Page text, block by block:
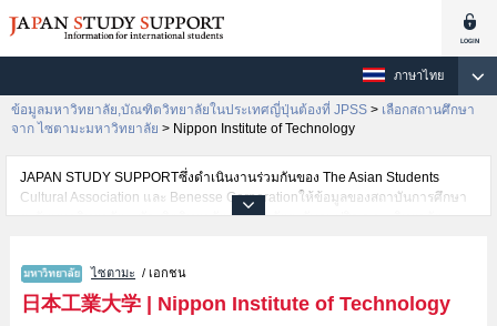
ภาษาไทย
ข้อมูลมหาวิทยาลัย,บัณฑิตวิทยาลัยในประเทศญี่ปุ่นต้องที่ JPSS > เลือกสถานศึกษา
จาก ไซตามะมหาวิทยาลัย > Nippon Institute of Technology
JAPAN STUDY SUPPORTซึ่งดำเนินงานร่วมกันของ The Asian Students
Cultural Association และ Benesse Corporationให้ข้อมูลของสถาบันการศึกษา
ระดับมหาวิทยาลัย・บัณฑิตวิทยาลัย・วิทยาลัยระดับอนุปริญญา・วิทยาลัย
นักศึกษาต่างชาติเช่นข้อมูลของแต่ละคณะ,ข้อมูลการสอบคัดเลือกเข้าศึกษาเช่น
จำนวนคนที่รับสมัครหรือจำนวนคนที่ผ่านการสอบคัดเลือกเป็นต้น,แนะนำสถาน
ที่,การเดินทางเป็นต้นไว้ด้วยดังนั้นขอเชิญใช้บริการค้นหาข้อมูลตามอัธยาศัย
ไซตามะ / เอกชน
日本工業大学| Nippon Institute of Technology